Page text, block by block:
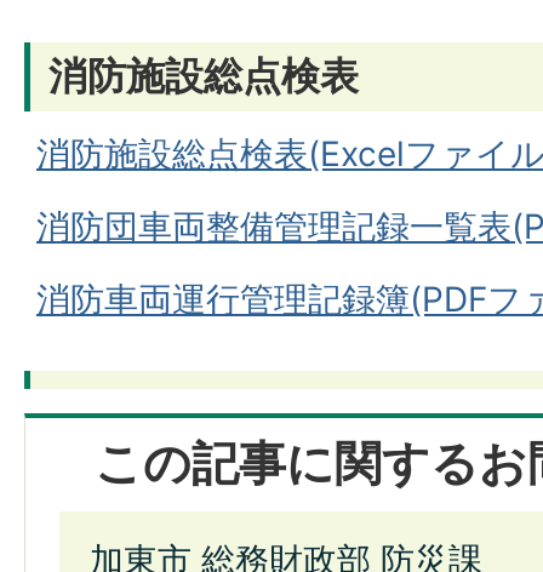
消防施設総点検表
消防施設総点検表(Excelファイ
消防団車両整備管理記録一覧表
消防車両運行管理記録簿(PDFフ
この記事に関する
加東市 総務財政部 防災課